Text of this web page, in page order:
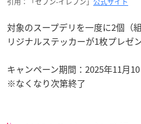
対象のスープデリを一度に2個（
リジナルステッカーが1枚プレゼ
キャンペーン期間：2025年11月
※なくなり次第終了